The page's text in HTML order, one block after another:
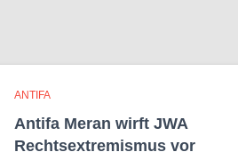
ANTIFA
Antifa Meran wirft JWA
Rechtsextremismus vor